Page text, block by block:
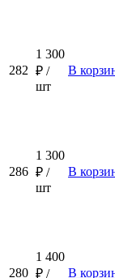
282
1 300
₽ /
шт
В
286
1 300
₽ /
шт
В
280
1 400
₽ /
В